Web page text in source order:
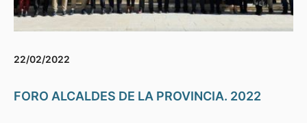
22/02/2022
FORO ALCALDES DE LA PROVINCIA. 2022